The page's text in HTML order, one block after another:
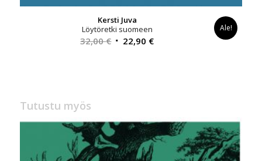
Kersti Juva
Löytöretki suomeen
32,00€ Alkuperäinen
22,90 €Nykyinen
Ale!
Tutustu myös